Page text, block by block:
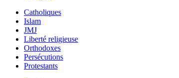
Catholiques
Islam
JMJ
Liberté religieuse
Orthodoxes
Persécutions
Protestants